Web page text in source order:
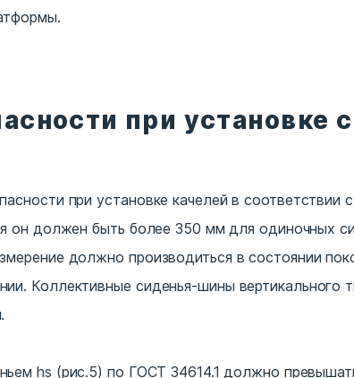
при установке
при установке качелей в соответствии
он должен быть более 350 мм для одиночных
должно производиться в состоянии
Коллективные сиденья-шины вертикального
hs (рис.5) по ГОСТ 34614.1 должно